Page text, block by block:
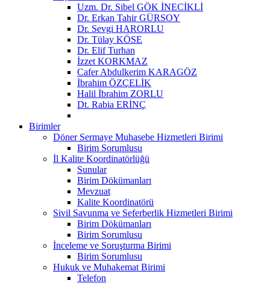
Uzm. Dr. Sibel GÖK İNECİKLİ
Dr. Erkan Tahir GÜRSOY
Dr. Sevgi HARORLU
Dr. Tülay KÖSE
Dr. Elif Turhan
İzzet KORKMAZ
Cafer Abdulkerim KARAGÖZ
İbrahim ÖZÇELİK
Halil İbrahim ZORLU
Dt. Rabia ERİNÇ
Birimler
Döner Sermaye Muhasebe Hizmetleri Birimi
Birim Sorumlusu
İl Kalite Koordinatörlüğü
Sunular
Birim Dökümanları
Mevzuat
Kalite Koordinatörü
Sivil Savunma ve Seferberlik Hizmetleri Birimi
Birim Dökümanları
Birim Sorumlusu
İnceleme ve Soruşturma Birimi
Birim Sorumlusu
Hukuk ve Muhakemat Birimi
Telefon